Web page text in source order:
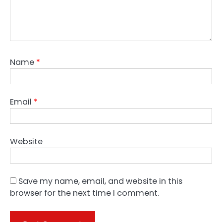
Name *
Email *
Website
Save my name, email, and website in this
browser for the next time I comment.